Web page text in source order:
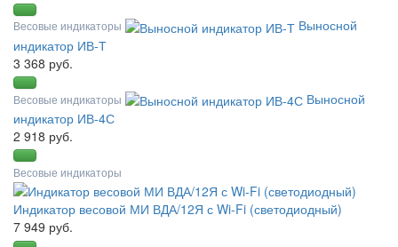
Весовые индикаторы
Выносной
индикатор ИВ-Т
3 368 руб.
Весовые индикаторы
Выносной
индикатор ИВ-4С
2 918 руб.
Весовые индикаторы
Индикатор весовой МИ ВДА/12Я с Wi-Fi (светодиодный)
7 949 руб.